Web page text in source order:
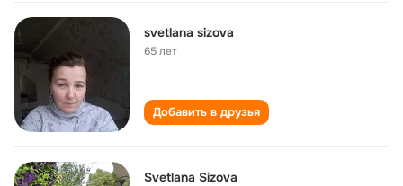
svetlana sizova
65 лет
Добавить в друзья
Svetlana Sizova